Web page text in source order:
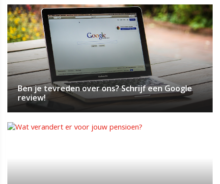
Ben je tevreden over ons? Schrijf een Google
review!